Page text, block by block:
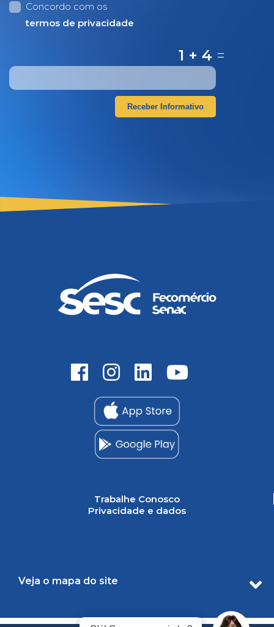
Concordo com os
termos de privacidade
1 + 4 =
Receber Informativo
Trabalhe Conosco
Privacidade e dados
Veja o mapa do site